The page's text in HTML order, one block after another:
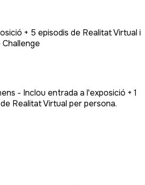
+ 5 episodis de Realitat Virtual i
Challenge
- Inclou entrada a l'exposició + 1
Realitat Virtual per persona.